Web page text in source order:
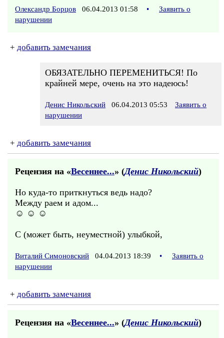
Олександр Борцов 06.04.2013 01:58 •
Заявить о
нарушении
+ добавить замечания
ОБЯЗАТЕЛЬНО ПЕРЕМЕНИТЬСЯ! По
крайней мере, очень на это надеюсь!
Денис Никольский 06.04.2013 05:53
Заявить о
нарушении
+ добавить замечания
Рецензия на «Весеннее...» (Денис Никольский)
Но куда-то приткнуться ведь надо?
Между раем и адом...
☺ ☺ ☺
С (может быть, неуместной) улыбкой,
Виталий Симоновский 04.04.2013 18:39 •
Заявить о
нарушении
+ добавить замечания
Рецензия на «Весеннее...» (Денис Никольский)